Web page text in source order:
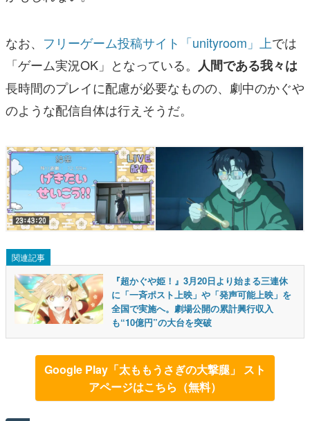
なお、 フリーゲーム投稿サイト「unityroom」上では
「ゲーム実況OK」となっている。 人間である我々は
長時間のプレイに配慮が必要なものの、劇中のかぐや
のような配信自体は行えそうだ。
関連記事
『超かぐや姫！』3月20日より始まる三連休
に「一斉ポスト上映」や「発声可能上映」を
全国で実施へ。劇場公開の累計興行収入
も“10億円”の大台を突破
Google Play「太ももうさぎの大撃腿」 スト
アページはこちら（無料）